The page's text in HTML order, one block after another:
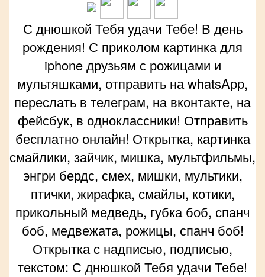
С днюшкой Тебя удачи Тебе! В день
рождения! С приколом картинка для
iphone друзьям с рожицами и
мультяшками, отправить на whatsApp,
переслать в телеграм, на вконтакте, на
фейсбук, в одноклассники! Отправить
бесплатно онлайн! Открытка, картинка
смайлики, зайчик, мишка, мультфильмы,
энгри бердс, смех, мишки, мультики,
птички, жирафка, смайлы, котики,
прикольный медведь, губка боб, спанч
боб, медвежата, рожицы, спанч боб!
Открытка с надписью, подписью,
текстом: С днюшкой Тебя удачи Тебе!